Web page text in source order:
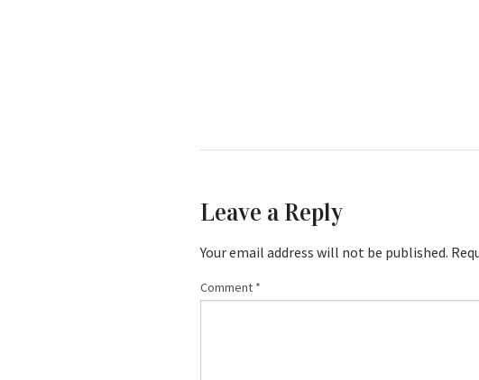
Leave a Reply
Your email address will not be published.
Comment *